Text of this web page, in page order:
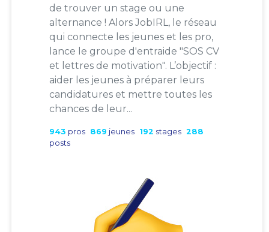
de trouver un stage ou une
alternance ! Alors JobIRL, le réseau
qui connecte les jeunes et les pro,
lance le groupe d'entraide "SOS CV
et lettres de motivation". L’objectif :
aider les jeunes à préparer leurs
candidatures et mettre toutes les
chances de leur...
943 pros 869 jeunes 192 stages 288
posts